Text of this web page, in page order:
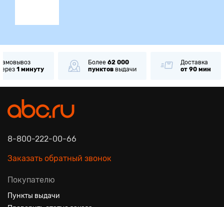
1 минуту
Более 62 000
пунктов выдачи
Доставка
от 90 мин
8-800-222-00-66
Заказать обратный звонок
Покупателю
Пункты выдачи